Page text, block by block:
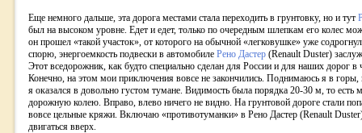
Еще немного дальше, эта дорога местами стала переходить в грунтовку, но и тут
был на высоком уровне. Едет и едет, только по очередным шлепкам его колес
он прошел «такой участок», от которого на обычной «легковушке» уже
спорю, энергоемкость подвески в автомобиле Рено Дастер (Renault Duster)
Этот вседорожник, как будто специально сделан для России и для наших дорог в
Конечно, на этом мои приключения вовсе не закончились. Поднимаюсь я в
я оказался в довольно густом тумане. Видимость была порядка 20-30 м, то есть
дорожную колею. Вправо, влево ничего не видно. На грунтовой дороге стали
вовсе цельные кряжи. Включаю «противотуманки» в Рено Дастер (Renault
двигаться вверх.